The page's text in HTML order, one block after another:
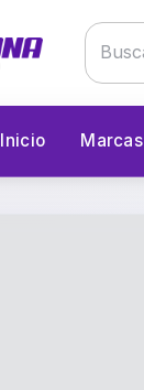
Inicio Marcas